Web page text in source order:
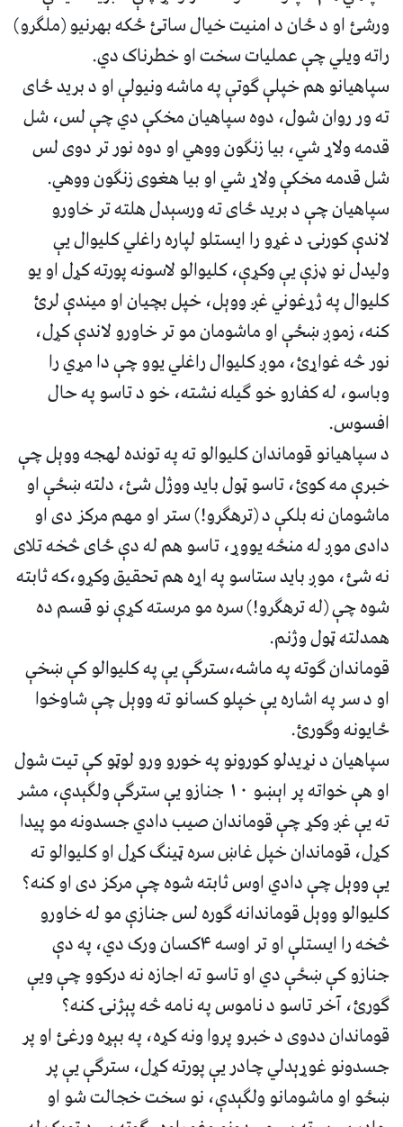
ورشئ او د ځان د امنيت خيال ساتئ ځکه بهرنيو (ملګرو)
راته ويلي چې عمليات سخت او خطرناک دي.
سپاهيانو هم خپلې ګوتې په ماشه ونيولې او د بريد ځای
ته ور روان شول، دوه سپاهيان مخکې دي چې لس، شل
قدمه ولاړ شي، بيا زنګون ووهي او دوه نور تر دوی لس
شل قدمه مخکې ولاړ شي او بيا هغوی زنګون ووهي.
سپاهيان چې د بريد ځای ته ورسېدل هلته تر خاورو
لاندې کورنۍ د غړو را ايستلو لپاره راغلي کليوال يې
وليدل نو ډزې يې وکړې، کليوالو لاسونه پورته کړل او يو
کليوال په ژړغوني غږ ووېل، خپل بچيان او ميندې لرئ
کنه، زموږ ښځې او ماشومان مو تر خاورو لاندې کړل،
نور څه غواړئ، موږ کليوال راغلي يوو چې دا مړي را
وباسو، له کفارو خو ګيله نشته، خو د تاسو په حال
افسوس.
د سپاهيانو قوماندان کليوالو ته په تونده لهجه ووېل چې
خبرې مه کوئ، تاسو ټول بايد ووژل شئ، دلته ښځې او
ماشومان نه بلکې د (ترهګرو!) ستر او مهم مرکز دی او
دادی موږ له منځه يووړ، تاسو هم له دې ځای څخه تلای
نه شئ، موږ بايد ستاسو په اړه هم تحقيق وکړو،که ثابته
شوه چې (له ترهګرو!) سره مو مرسته کړې نو قسم ده
همدلته ټول وژنم.
قوماندان ګوته په ماشه،سترګې يې په کليوالو کې ښخې
او د سر په اشاره يې خپلو کسانو ته ووېل چې شاوخوا
ځايونه وګورئ.
سپاهيان د نړيدلو کورونو په خورو ورو لوټو کې تيت شول
او هې خواته پر اېښو ۱۰ جنازو يې سترګې ولګېدې، مشر
ته يې غږ وکړ چې قوماندان صيب دادي جسدونه مو پيدا
کړل، قوماندان خپل غاښ سره ټينګ کړل او کليوالو ته
يې ووېل چې دادي اوس ثابته شوه چې مرکز دی او کنه؟
کليوالو ووېل قوماندانه ګوره لس جنازې مو له خاورو
څخه را ايستلې او تر اوسه ۴کسان ورک دي، په دې
جنازو کې ښځې دي او تاسو ته اجازه نه درکوو چې ويې
ګورئ، آخر تاسو د ناموس په نامه څه پېژنۍ کنه؟
قوماندان ددوی د خبرو پروا ونه کړه، په بېړه ورغئ او پر
جسدونو غوړېدلي چادر يې پورته کړل، سترګې يې پر
ښځو او ماشومانو ولګېدې، نو سخت خجالت شو او